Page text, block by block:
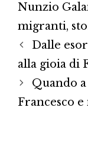
Nunzio
migranti,
Dalle
alla gioia di
Quando
Francesco